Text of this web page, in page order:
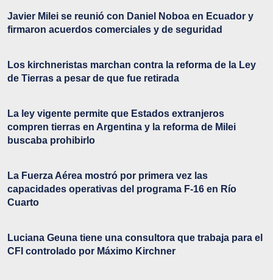
Javier Milei se reunió con Daniel Noboa en Ecuador y
firmaron acuerdos comerciales y de seguridad
Los kirchneristas marchan contra la reforma de la Ley
de Tierras a pesar de que fue retirada
La ley vigente permite que Estados extranjeros
compren tierras en Argentina y la reforma de Milei
buscaba prohibirlo
La Fuerza Aérea mostró por primera vez las
capacidades operativas del programa F-16 en Río
Cuarto
Luciana Geuna tiene una consultora que trabaja para el
CFI controlado por Máximo Kirchner